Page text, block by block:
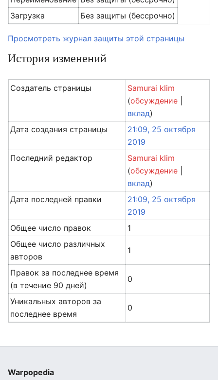
Загрузка
Без защиты (бессрочно)
Просмотреть журнал защиты этой страницы
История изменений
Создатель страницы
Samurai klim
(обсуждение
вклад)
Дата создания страницы
21:09, 25 октября
2019
Последний редактор
Samurai klim
(обсуждение
вклад)
Дата последней правки
21:09, 25 октября
2019
Общее число правок
1
Общее число различных
авторов
1
Правок за последнее время
(в течение 90 дней)
0
Уникальных авторов за
последнее время
0
Warpopedia